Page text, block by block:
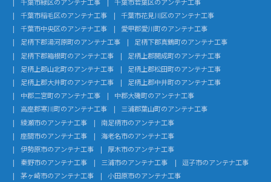
千葉市稲毛区のアンテナ工事
千葉市花見川区のアンテナ工事
千葉市中央区のアンテナ工事
愛甲郡愛川町のアンテナ工事
足柄下郡湯河原町のアンテナ工事
足柄下郡真鶴町のアンテナ工事
足柄下郡箱根町のアンテナ工事
足柄上郡開成町のアンテナ工事
足柄上郡山北町のアンテナ工事
足柄上郡松田町のアンテナ工事
足柄上郡大井町のアンテナ工事
足柄上郡中井町のアンテナ工事
中郡二宮町のアンテナ工事
中郡大磯町のアンテナ工事
高座郡寒川町のアンテナ工事
三浦郡葉山町のアンテナ工事
綾瀬市のアンテナ工事
南足柄市のアンテナ工事
座間市のアンテナ工事
海老名市のアンテナ工事
伊勢原市のアンテナ工事
厚木市のアンテナ工事
秦野市のアンテナ工事
三浦市のアンテナ工事
逗子市のアンテナ工事
茅ヶ崎市のアンテナ工事
小田原市のアンテナ工事